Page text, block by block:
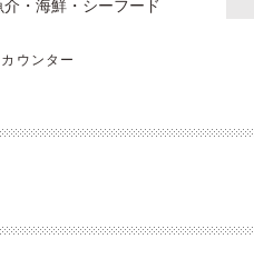
介・海鮮・シーフード
ウンター